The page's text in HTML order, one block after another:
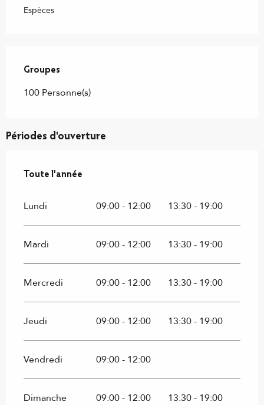
Espèces
Groupes
Groupes
100 Personne(s)
Périodes d'ouverture
Toute l'année
Toute l'année
Lundi 09:00 - 12:00 13:30 - 19:00
Mardi 09:00 - 12:00 13:30 - 19:00
Mercredi 09:00 - 12:00 13:30 - 19:00
Jeudi 09:00 - 12:00 13:30 - 19:00
Vendredi 09:00 - 12:00
Dimanche 09:00 - 12:00 13:30 - 19:00